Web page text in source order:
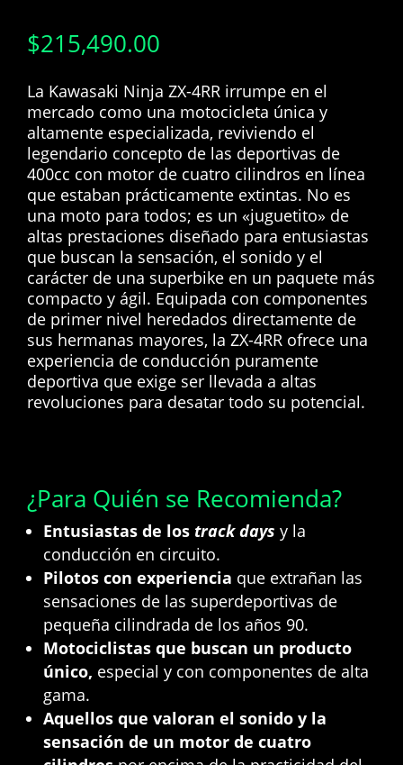
$215,490.00
La Kawasaki Ninja ZX-4RR irrumpe en el
mercado como una motocicleta única y
altamente especializada, reviviendo el
legendario concepto de las deportivas de
400cc con motor de cuatro cilindros en línea
que estaban prácticamente extintas. No es
una moto para todos; es un «juguetito» de
altas prestaciones diseñado para entusiastas
que buscan la sensación, el sonido y el
carácter de una superbike en un paquete más
compacto y ágil. Equipada con componentes
de primer nivel heredados directamente de
sus hermanas mayores, la ZX-4RR ofrece una
experiencia de conducción puramente
deportiva que exige ser llevada a altas
revoluciones para desatar todo su potencial.
¿Para Quién se Recomienda?
Entusiastas de los track days y la
conducción en circuito.
Pilotos con experiencia que extrañan las
sensaciones de las superdeportivas de
pequeña cilindrada de los años 90.
Motociclistas que buscan un producto
único, especial y con componentes de alta
gama.
Aquellos que valoran el sonido y la
sensación de un motor de cuatro